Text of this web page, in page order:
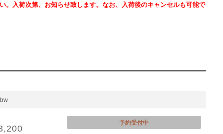
入荷次第、お知らせ致します。なお、入荷後のキャンセルも可能で
予約受付中